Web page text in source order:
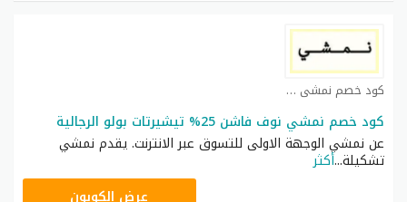
كود خصم نمشي كوبون
كود خصم نمشي نوف فاشن 25% تيشيرتات بولو الرجالية
عن نمشي الوجهة الاولى للتسوق عبر الانترنت. يقدم نمشي
تشكيلة...أكثر